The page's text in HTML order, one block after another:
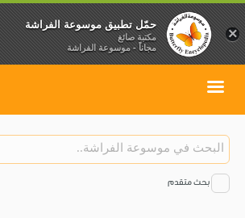
بحث متقدم
×
حمّل تطبيق موسوعة الفراشة
مكتبة صائغ
مجاناً - موسوعة الفراشة